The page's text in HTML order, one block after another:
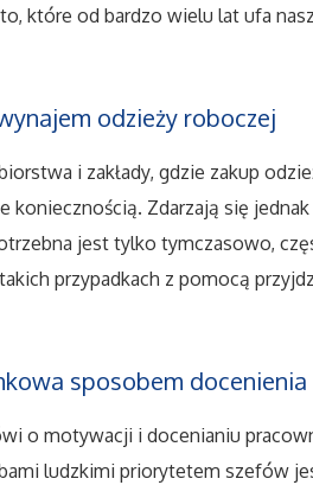
które od bardzo wielu lat ufa
odzieży roboczej
i zakłady, gdzie zakup
koniecznością. Zdarzają się
jest tylko tymczasowo,
przypadkach z pomocą
sposobem
o motywacji i docenianiu
ludzkimi priorytetem szefów